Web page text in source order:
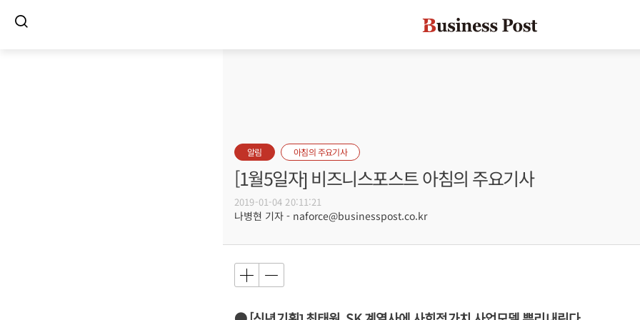
알림 아침의 주요기사
[1월5일자] 비즈니스포스트 아침의 주요기사
2019-01-04 20:11:21
나병현 기자 - naforce@businesspost.co.kr